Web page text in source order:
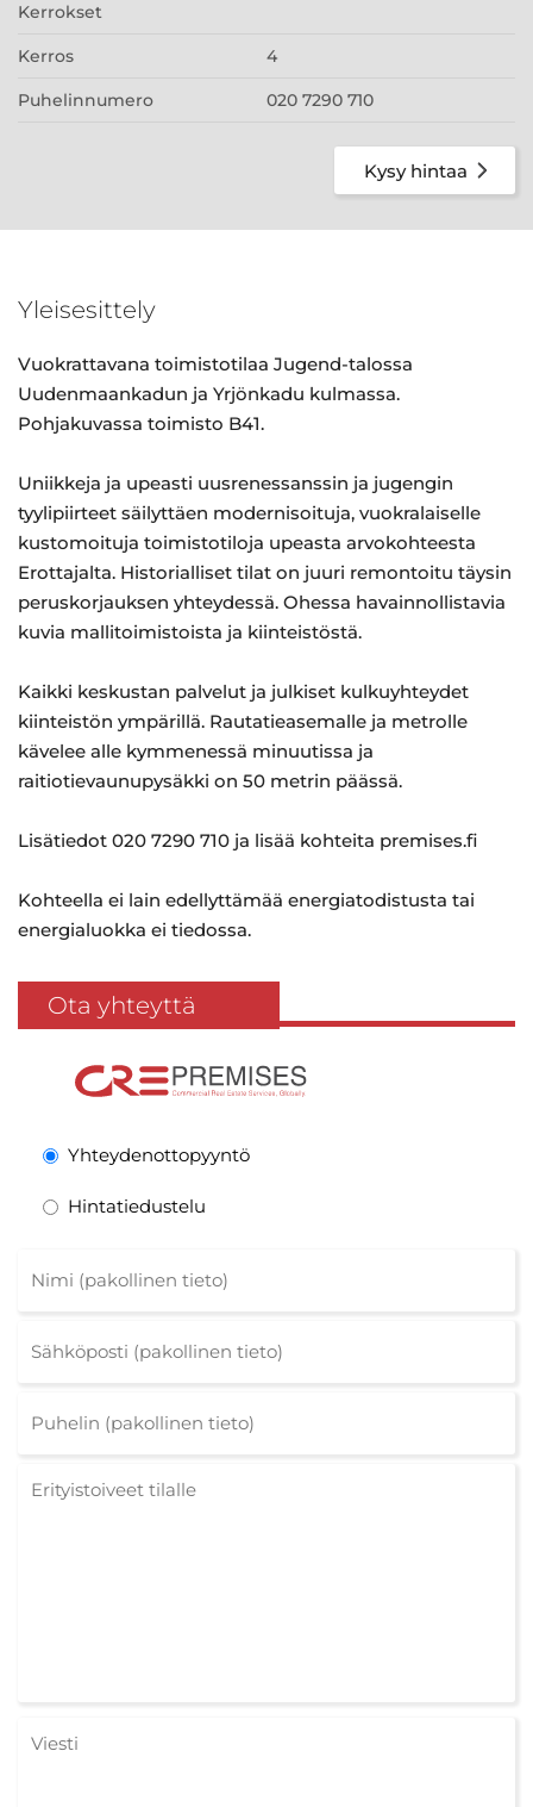
Kerrokset
Kerros 4
Puhelinnumero 020 7290 710
Kysy hintaa
Yleisesittely
Vuokrattavana toimistotilaa Jugend-talossa
Uudenmaankadun ja Yrjönkadu kulmassa.
Pohjakuvassa toimisto B41.
Uniikkeja ja upeasti uusrenessanssin ja jugengin
tyylipiirteet säilyttäen modernisoituja, vuokralaiselle
kustomoituja toimistotiloja upeasta arvokohteesta
Erottajalta. Historialliset tilat on juuri remontoitu täysin
peruskorjauksen yhteydessä. Ohessa havainnollistavia
kuvia mallitoimistoista ja kiinteistöstä.
Kaikki keskustan palvelut ja julkiset kulkuyhteydet
kiinteistön ympärillä. Rautatieasemalle ja metrolle
kävelee alle kymmenessä minuutissa ja
raitiotievaunupysäkki on 50 metrin päässä.
Lisätiedot 020 7290 710 ja lisää kohteita premises.fi
Kohteella ei lain edellyttämää energiatodistusta tai
energialuokka ei tiedossa.
Ota yhteyttä
Yhteydenottopyyntö
Hintatiedustelu